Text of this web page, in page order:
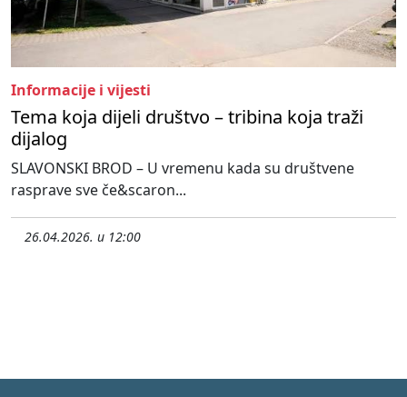
Informacije i vijesti
Tema koja dijeli društvo – tribina koja traži
dijalog
SLAVONSKI BROD – U vremenu kada su društvene
rasprave sve če&scaron...
26.04.2026. u 12:00